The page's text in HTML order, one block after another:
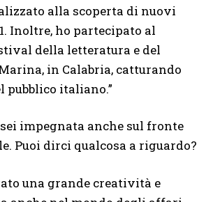
alla scoperta di nuovi
Inoltre, ho partecipato al
della letteratura e del
in Calabria, catturando
pubblico italiano.”
impegnata anche sul fronte
Puoi dirci qualcosa a riguardo?
una grande creatività e